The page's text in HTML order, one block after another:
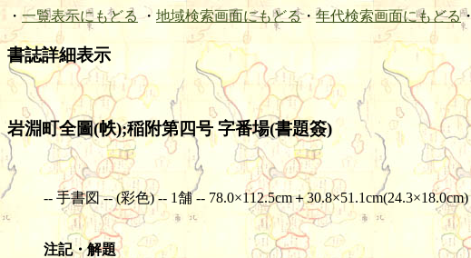
・ 一覧表示にもどる ・ 地域検索画面にもどる・ 年代検索画面にもどる・
書誌詳細表示
岩淵町全圖(帙);稲附第四号 字番場(書題簽)
-- 手書図 -- (彩色) -- 1舗 -- 78.0×112.5cm＋30.8×51.1cm(24.3×18.0cm)
注記・解題